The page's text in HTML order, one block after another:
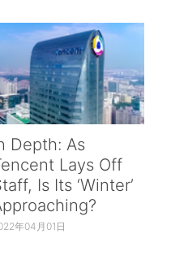
Depth: As
Lays Off
Is Its ‘Winter’
年04月01日